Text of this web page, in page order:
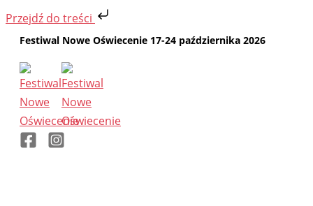
Przejdź do treści
Przejdź
treści
Festiwal Nowe Oświecenie 17-24 października 2026